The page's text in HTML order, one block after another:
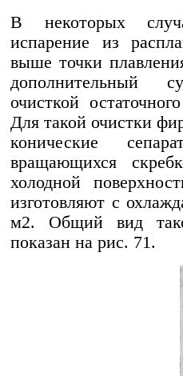
В некоторых
испарение из
выше точки
дополнительный
очисткой
Для такой очистки
конические
вращающихся
холодной
изготовляют с
м2. Общий вид
показан на рис. 71.